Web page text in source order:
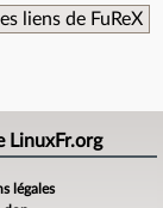
liens de FuReX
LinuxFr.org
légales